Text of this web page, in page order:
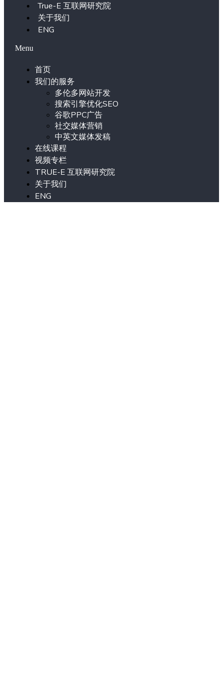
True-E 互联网研究院
关于我们
ENG
Menu
首页
我们的服务
多伦多网站开发
搜索引擎优化SEO
谷歌PPC广告
社交媒体营销
中英文媒体发稿
在线课程
视频专栏
TRUE-E 互联网研究院
关于我们
ENG